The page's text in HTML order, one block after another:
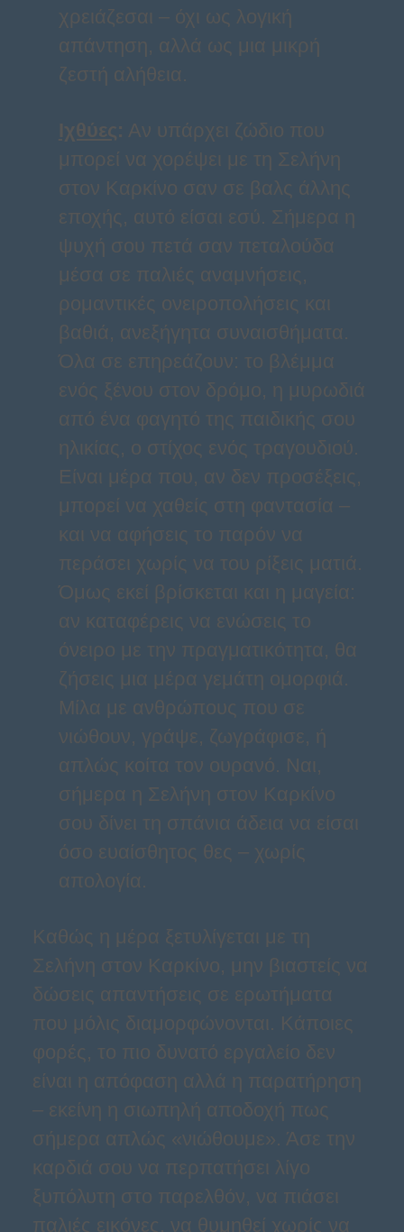
χρειάζεσαι – όχι ως λογική
απάντηση, αλλά ως μια μικρή
ζεστή αλήθεια.
Ιχθύες: Αν υπάρχει ζώδιο που
μπορεί να χορέψει με τη Σελήνη
στον Καρκίνο σαν σε βαλς άλλης
εποχής, αυτό είσαι εσύ. Σήμερα η
ψυχή σου πετά σαν πεταλούδα
μέσα σε παλιές αναμνήσεις,
ρομαντικές ονειροπολήσεις και
βαθιά, ανεξήγητα συναισθήματα.
Όλα σε επηρεάζουν: το βλέμμα
ενός ξένου στον δρόμο, η μυρωδιά
από ένα φαγητό της παιδικής σου
ηλικίας, ο στίχος ενός τραγουδιού.
Είναι μέρα που, αν δεν προσέξεις,
μπορεί να χαθείς στη φαντασία –
και να αφήσεις το παρόν να
περάσει χωρίς να του ρίξεις ματιά.
Όμως εκεί βρίσκεται και η μαγεία:
αν καταφέρεις να ενώσεις το
όνειρο με την πραγματικότητα, θα
ζήσεις μια μέρα γεμάτη ομορφιά.
Μίλα με ανθρώπους που σε
νιώθουν, γράψε, ζωγράφισε, ή
απλώς κοίτα τον ουρανό. Ναι,
σήμερα η Σελήνη στον Καρκίνο
σου δίνει τη σπάνια άδεια να είσαι
όσο ευαίσθητος θες – χωρίς
απολογία.
Καθώς η μέρα ξετυλίγεται με τη
Σελήνη στον Καρκίνο, μην βιαστείς να
δώσεις απαντήσεις σε ερωτήματα
που μόλις διαμορφώνονται. Κάποιες
φορές, το πιο δυνατό εργαλείο δεν
είναι η απόφαση αλλά η παρατήρηση
– εκείνη η σιωπηλή αποδοχή πως
σήμερα απλώς «νιώθουμε». Άσε την
καρδιά σου να περπατήσει λίγο
ξυπόλυτη στο παρελθόν, να πιάσει
παλιές εικόνες, να θυμηθεί χωρίς να